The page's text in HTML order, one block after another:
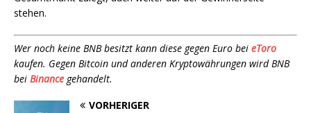
stehen.
Wer noch keine BNB besitzt kann diese gegen Euro bei eToro
kaufen. Gegen Bitcoin und anderen Kryptowährungen wird BNB
bei Binance gehandelt.
VORHERIGER